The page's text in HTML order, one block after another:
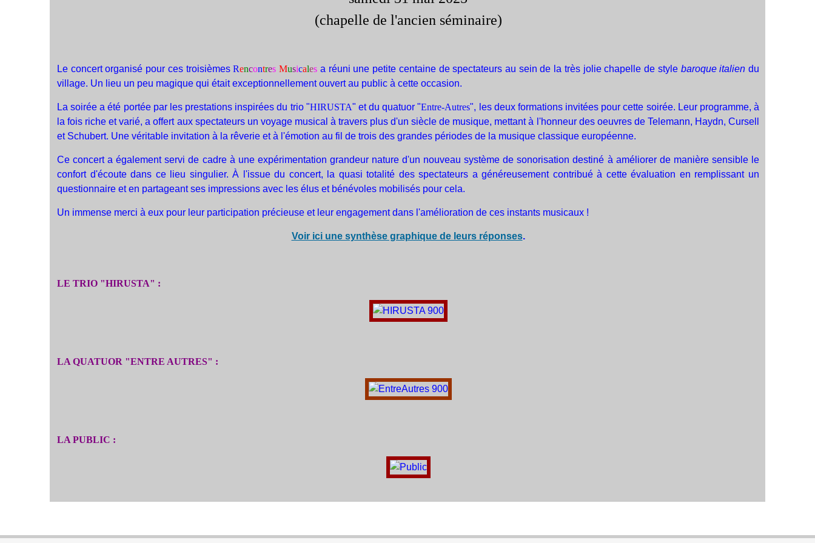
(chapelle de l'ancien séminaire)
Le concert organisé pour ces troisièmesRencontres Musicales a réuni une petite centaine de spectateurs au sein de la très jolie chapelle de style baroque italien du
village. Un lieu un peu magique qui était exceptionnellement ouvert au public à cette occasion.
La soirée a été portée par les prestations inspirées du trio "HIRUSTA" et du quatuor "Entre-Autres", les deux formations invitées pour cette soirée. Leur programme, à
la fois riche et varié, a offert aux spectateurs un voyage musical à travers plus d'un siècle de musique, mettant à l'honneur des oeuvres de Telemann, Haydn, Cursell
et Schubert. Une véritable invitation à la rêverie et à l'émotion au fil de trois des grandes périodes de la musique classique européenne.
Ce concert a également servi de cadre à une expérimentation grandeur nature d'un nouveau système de sonorisation destiné à améliorer de manière sensible le
confort d'écoute dans ce lieu singulier. À l'issue du concert, la quasi totalité des spectateurs a généreusement contribué à cette évaluation en remplissant un
questionnaire et en partageant ses impressions avec les élus et bénévoles mobilisés pour cela.
Un immense merci à eux pour leur participation précieuse et leur engagement dans l'amélioration de ces instants musicaux !
Voir ici une synthèse graphique de leurs réponses.
LE TRIO "HIRUSTA" :
LA QUATUOR "ENTRE AUTRES" :
LA PUBLIC :